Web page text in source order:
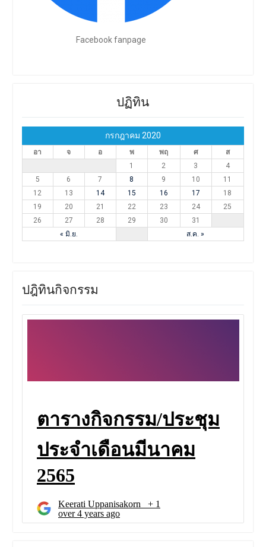
Facebook fanpage
ปฏิทิน
กรกฎาคม 2020
อา จ อ พ พฤ ศ ส
« มิ.ย. ส.ค. »
1 2 3
4
5
6 7 8 9 10
11
12
13 14 15 16 17
18
19
20 21 22 23 24
25
26
27 28 29 30 31
ปฎิทินกิจกรรม